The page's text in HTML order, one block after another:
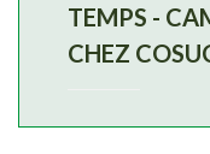
TEMPS -
CHEZ